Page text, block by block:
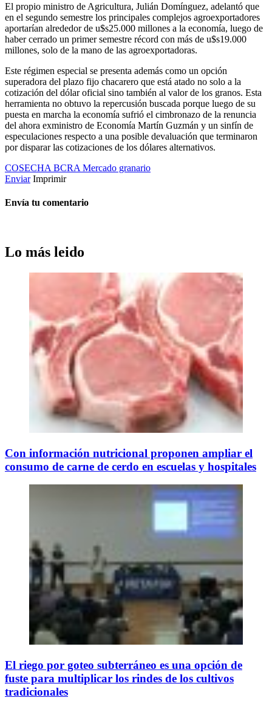
El propio ministro de Agricultura, Julián Domínguez, adelantó que
en el segundo semestre los principales complejos agroexportadores
aportarían alrededor de u$s25.000 millones a la economía, luego de
haber cerrado un primer semestre récord con más de u$s19.000
millones, solo de la mano de las agroexportadoras.
Este régimen especial se presenta además como un opción
superadora del plazo fijo chacarero que está atado no solo a la
cotización del dólar oficial sino también al valor de los granos. Esta
herramienta no obtuvo la repercusión buscada porque luego de su
puesta en marcha la economía sufrió el cimbronazo de la renuncia
del ahora exministro de Economía Martín Guzmán y un sinfín de
especulaciones respecto a una posible devaluación que terminaron
por disparar las cotizaciones de los dólares alternativos.
COSECHA BCRA Mercado granario
Enviar Imprimir
Envía tu comentario
Lo más leido
Con información nutricional proponen ampliar el
consumo de carne de cerdo en escuelas y hospitales
El riego por goteo subterráneo es una opción de
fuste para multiplicar los rindes de los cultivos
tradicionales